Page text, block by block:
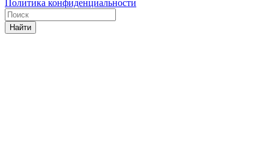
Политика конфиденциальности
Найти